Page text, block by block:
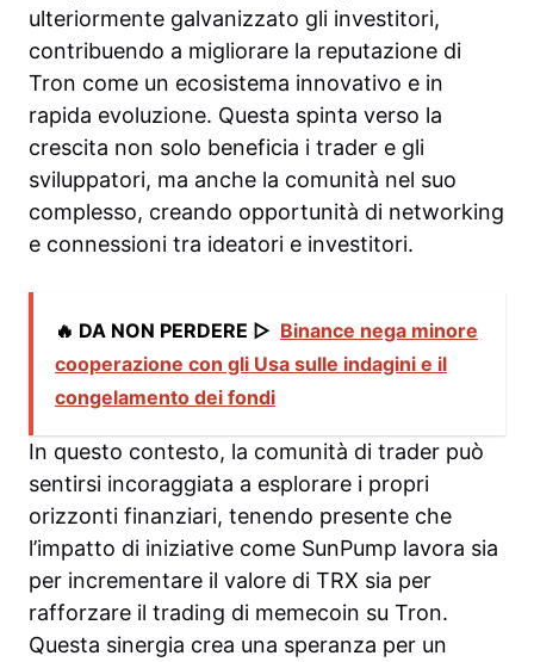
ulteriormente galvanizzato gli investitori,
contribuendo a migliorare la reputazione di
Tron come un ecosistema innovativo e in
rapida evoluzione. Questa spinta verso la
crescita non solo beneficia i trader e gli
sviluppatori, ma anche la comunità nel suo
complesso, creando opportunità di networking
e connessioni tra ideatori e investitori.
🔥 DA NON PERDERE ▷ Binance nega minore
cooperazione con gli Usa sulle indagini e il
congelamento dei fondi
In questo contesto, la comunità di trader può
sentirsi incoraggiata a esplorare i propri
orizzonti finanziari, tenendo presente che
l’impatto di iniziative come SunPump lavora sia
per incrementare il valore di TRX sia per
rafforzare il trading di memecoin su Tron.
Questa sinergia crea una speranza per un